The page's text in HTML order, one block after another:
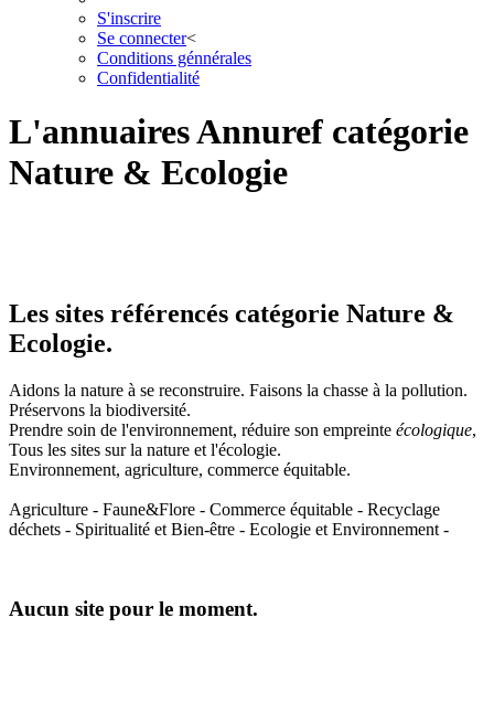
S'inscrire
Se connecter<
Conditions génnérales
Confidentialité
L'annuaires Annuref catégorie
Nature & Ecologie
Les sites référencés catégorie Nature &
Ecologie.
Aidons la nature à se reconstruire. Faisons la chasse à la pollution.
Préservons la biodiversité.
Prendre soin de l'environnement, réduire son empreinte écologique,
Tous les sites sur la nature et l'écologie.
Environnement, agriculture, commerce équitable.
Agriculture - Faune&Flore - Commerce équitable - Recyclage
déchets - Spiritualité et Bien-être - Ecologie et Environnement -
Aucun site pour le moment.